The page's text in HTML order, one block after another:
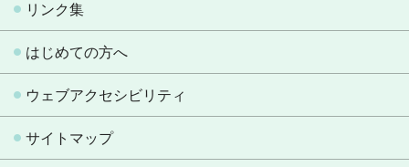
リンク集
はじめての方へ
ウェブアクセシビリティ
サイトマップ